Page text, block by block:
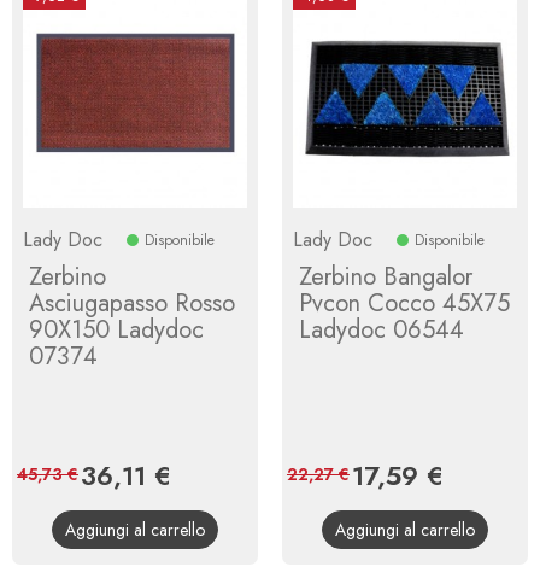
Lady Doc Disponibile
Zerbino
Asciugapasso Rosso
90X150 Ladydoc
07374
Prezzo
36,11 €
base
45,73 €
Aggiungi al carrello
Lady Doc Disponibile
Zerbino Bangalor
Pvcon Cocco 45X75
Ladydoc 06544
Prezzo
17,59 €
base
22,27 €
Aggiungi al carrello